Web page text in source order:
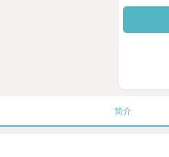
简介